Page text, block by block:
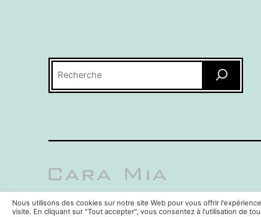
Rechercher
Nous utilisons des cookies sur notre site Web pour vous offrir
visite. En cliquant sur "Tout accepter", vous consentez à l'utilisation de